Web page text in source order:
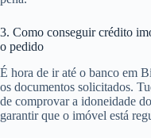
3. Como conseguir crédito
o pedido
É hora de ir até o banco em
os documentos solicitados.
de comprovar a idoneidade
garantir que o imóvel está